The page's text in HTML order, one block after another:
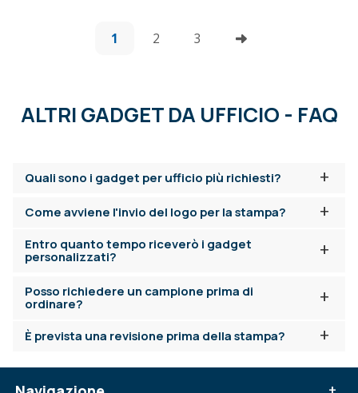
1 2 3
ALTRI GADGET DA UFFICIO - FAQ
+
Quali sono i gadget per ufficio più richiesti?
+
Come avviene l'invio del logo per la stampa?
+
Entro quanto tempo riceverò i gadget
personalizzati?
+
Posso richiedere un campione prima di
ordinare?
+
È prevista una revisione prima della stampa?